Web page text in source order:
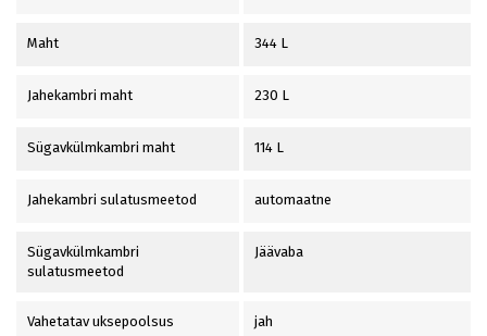
Maht 344 L
Jahekambri maht 230 L
Sügavkülmkambri maht 114 L
Jahekambri sulatusmeetod automaatne
Sügavkülmkambri
sulatusmeetod
Jäävaba
Vahetatav uksepoolsus jah